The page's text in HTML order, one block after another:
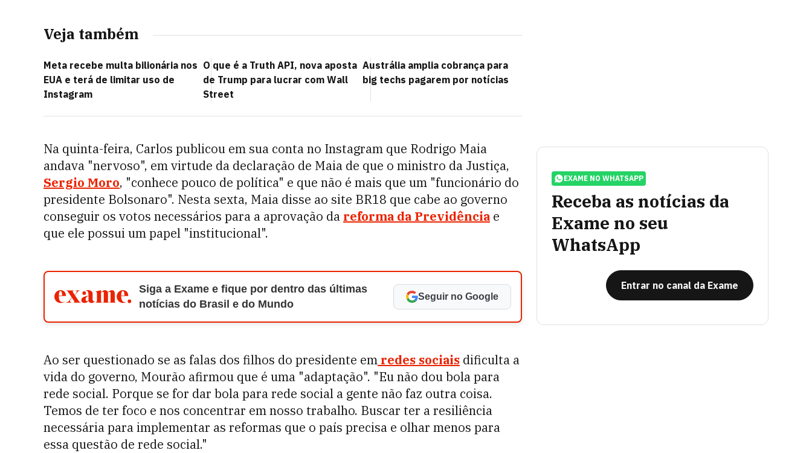
Veja também
Meta recebe multa bilionária nos
EUA e terá de limitar uso de
Instagram
O que é a Truth API, nova aposta
de Trump para lucrar com Wall
Street
Austrália amplia cobrança para
big techs pagarem por notícias
Na quinta-feira, Carlos publicou em sua conta no Instagram que Rodrigo Maia
andava "nervoso", em virtude da declaração de Maia de que o ministro da Justiça,
Sergio Moro, "conhece pouco de política" e que não é mais que um "funcionário do
presidente Bolsonaro". Nesta sexta, Maia disse ao site BR18 que cabe ao governo
conseguir os votos necessários para a aprovação da reforma da Previdência e
que ele possui um papel "institucional".
Siga a Exame e fique por dentro das últimas
notícias do Brasil e do Mundo
Seguir no Google
Ao ser questionado se as falas dos filhos do presidente em redes sociais dificulta a
vida do governo, Mourão afirmou que é uma "adaptação". "Eu não dou bola para
rede social. Porque se for dar bola para rede social a gente não faz outra coisa.
Temos de ter foco e nos concentrar em nosso trabalho. Buscar ter a resiliência
necessária para implementar as reformas que o país precisa e olhar menos para
essa questão de rede social."
EXAME NO WHATSAPP
Receba as notícias da
Exame no seu
WhatsApp
Entrar no canal da Exame